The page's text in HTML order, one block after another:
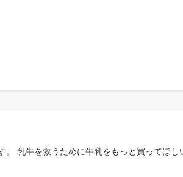
。 乳牛を救うために牛乳をもっと買ってほし